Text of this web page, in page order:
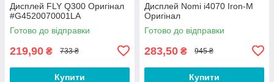
Дисплей FLY Q300 Оригінал
#G4520070001LA
Готово до відправки
219,90 ₴ 733 ₴
Купити
Дисплей Nomi i4070 Iron-M
Оригінал
Готово до відправки
283,50 ₴ 945 ₴
Купити